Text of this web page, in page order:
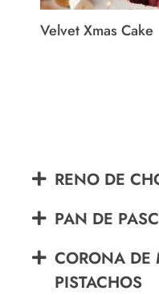
Velvet Xmas Cake
RENO DE
PAN DE
CORONA DE
PISTACHOS